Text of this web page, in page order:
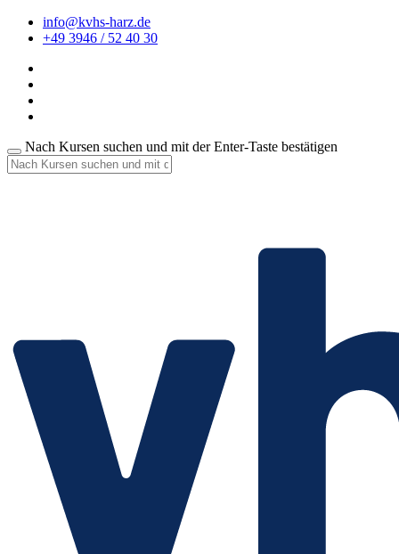
info@kvhs-harz.de
+49 3946 / 52 40 30
Nach Kursen suchen und mit der Enter-Taste bestätigen